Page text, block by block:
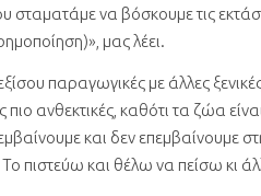
σταματάμε να βόσκουμε τις
μας λέει.
παραγωγικές με άλλες
ανθεκτικές, καθότι τα ζώα
και δεν επεμβαίνουμε
πιστεύω και θέλω να πείσω κι